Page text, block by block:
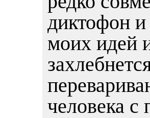
диктофон и
моих идей
человека